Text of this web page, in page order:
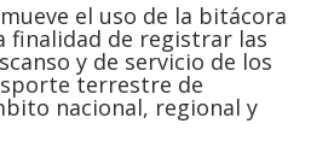
el uso de la bitácora
finalidad de registrar las
y de servicio de los
terrestre de
nacional, regional y